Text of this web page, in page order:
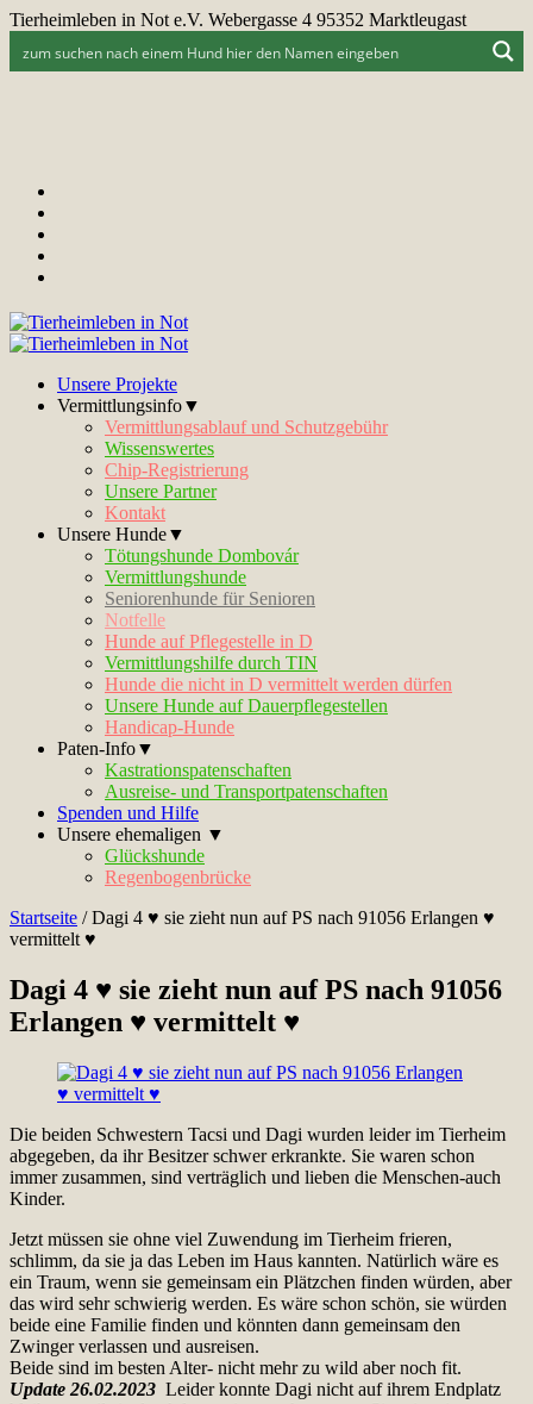
Tierheimleben in Not e.V. Webergasse 4 95352 Marktleugast
Unsere Projekte
Vermittlungsinfo▼
Vermittlungsablauf und Schutzgebühr
Wissenswertes
Chip-Registrierung
Unsere Partner
Kontakt
Unsere Hunde▼
Tötungshunde Dombovár
Vermittlungshunde
Seniorenhunde für Senioren
Notfelle
Hunde auf Pflegestelle in D
Vermittlungshilfe durch TIN
Hunde die nicht in D vermittelt werden dürfen
Unsere Hunde auf Dauerpflegestellen
Handicap-Hunde
Paten-Info▼
Kastrationspatenschaften
Ausreise- und Transportpatenschaften
Spenden und Hilfe
Unsere ehemaligen ▼
Glückshunde
Regenbogenbrücke
Startseite /Dagi 4 ♥ sie zieht nun auf PS nach 91056 Erlangen ♥
vermittelt ♥
Dagi 4 ♥ sie zieht nun auf PS nach 91056
Erlangen ♥ vermittelt ♥
Die beiden Schwestern Tacsi und Dagi wurden leider im Tierheim
abgegeben, da ihr Besitzer schwer erkrankte. Sie waren schon
immer zusammen, sind verträglich und lieben die Menschen-auch
Kinder.
Jetzt müssen sie ohne viel Zuwendung im Tierheim frieren,
schlimm, da sie ja das Leben im Haus kannten. Natürlich wäre es
ein Traum, wenn sie gemeinsam ein Plätzchen finden würden, aber
das wird sehr schwierig werden. Es wäre schon schön, sie würden
beide eine Familie finden und könnten dann gemeinsam den
Zwinger verlassen und ausreisen.
Beide sind im besten Alter- nicht mehr zu wild aber noch fit.
Update 26.02.2023 Leider konnte Dagi nicht auf ihrem Endplatz